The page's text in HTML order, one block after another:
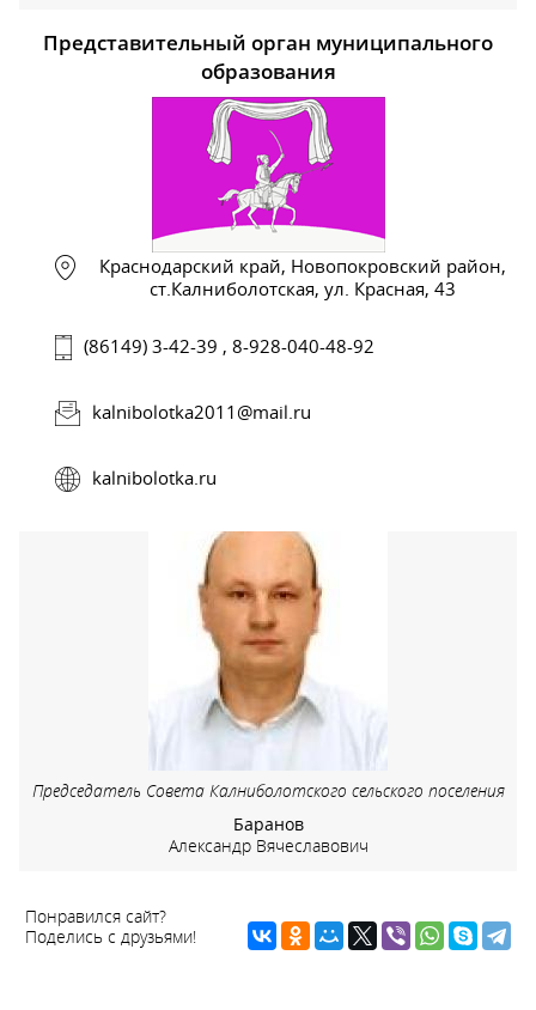
Представительный орган муниципального
образования
Краснодарский край, Новопокровский район,
ст.Калниболотская, ул. Красная, 43
(86149) 3-42-39 , 8-928-040-48-92
kalnibolotka2011@mail.ru
kalnibolotka.ru
Председатель Совета Калниболотского сельского поселения
Баранов
Александр Вячеславович
Понравился сайт?
Поделись с друзьями!